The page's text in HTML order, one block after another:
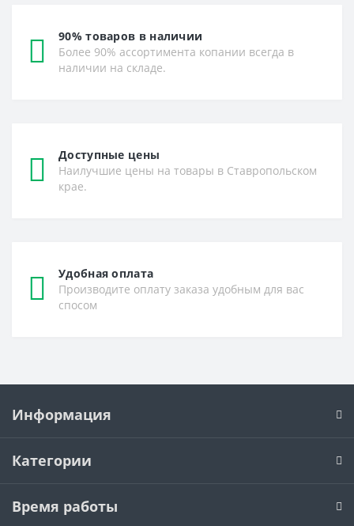
90% товаров в наличии
Более 90% ассортимента копании всегда в
наличии на складе.
Доступные цены
Наилучшие цены на товары в Ставропольском
крае.
Удобная оплата
Производите оплату заказа удобным для вас
спосом
Информация
Категории
Время работы